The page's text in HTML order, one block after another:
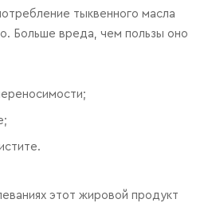
тыквенного масла
Больше вреда, чем пользы оно
этот жировой продукт